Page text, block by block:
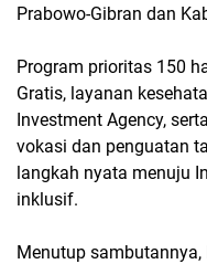
Prabowo-Gibran dan
Program prioritas 150
Gratis, layanan
Investment Agency,
vokasi dan penguatan
langkah nyata menuju
inklusif.
Menutup